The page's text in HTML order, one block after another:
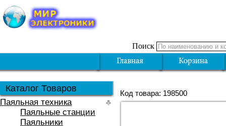
Поиск
Каталог Товаров
Паяльная техника
Паяльные станции
Паяльники
Код товара: 198500